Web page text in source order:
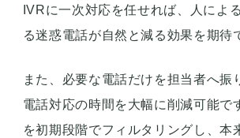
IVRに一次対応を任せれば、人によ
る迷惑電話が自然と減る効果を期待
また、必要な電話だけを担当者へ振
電話対応の時間を大幅に削減可能で
を初期段階でフィルタリングし、本